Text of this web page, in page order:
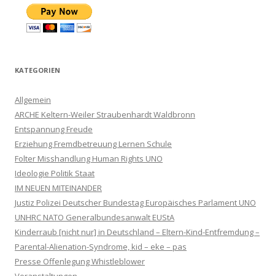
KATEGORIEN
Allgemein
ARCHE Keltern-Weiler Straubenhardt Waldbronn
Entspannung Freude
Erziehung Fremdbetreuung Lernen Schule
Folter Misshandlung Human Rights UNO
Ideologie Politik Staat
IM NEUEN MITEINANDER
Justiz Polizei Deutscher Bundestag Europäisches Parlament UNO
UNHRC NATO Generalbundesanwalt EUStA
Kinderraub [nicht nur] in Deutschland – Eltern-Kind-Entfremdung –
Parental-Alienation-Syndrome, kid – eke – pas
Presse Offenlegung Whistleblower